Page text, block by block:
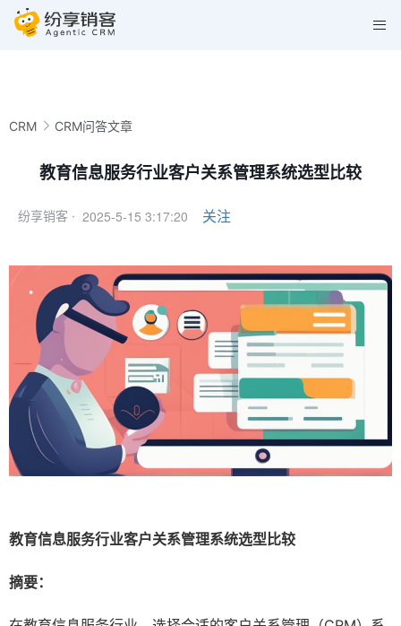
CRM CRM问答文章
教育信息服务行业客户关系管理系统选型比较
纷享销客 · 2025-5-15 3:17:20 关注
教育信息服务行业客户关系管理系统选型比较
摘要：